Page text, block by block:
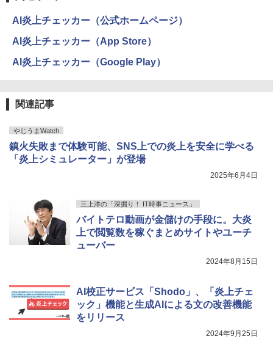
AI炎上チェッカー（公式ホームページ）
AI炎上チェッカー（App Store）
AI炎上チェッカー（Google Play）
関連記事
やじうまWatch
鎮火失敗まで体験可能、SNS上での炎上を安全に学べる
「炎上シミュレーター」が登場
2025年6月4日
三上洋の「深掘り！ IT時事ニュース」
バイトテロ動画が金儲けの手段に。大炎
上で閲覧数を稼ぐまとめサイトやユーチ
ューバー
2024年8月15日
AI校正サービス「Shodo」、「炎上チェ
ック」機能と生成AIによる文の改善機能
をリリース
2024年9月25日